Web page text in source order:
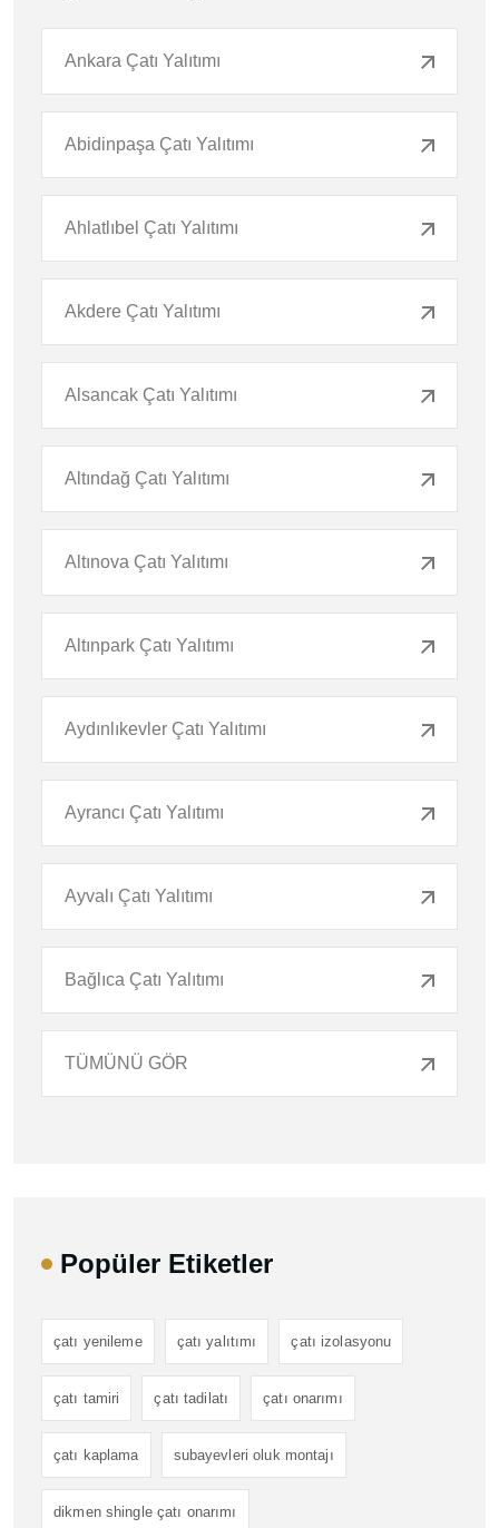
Ankara Çatı Yalıtımı
Abidinpaşa Çatı Yalıtımı
Ahlatlıbel Çatı Yalıtımı
Akdere Çatı Yalıtımı
Alsancak Çatı Yalıtımı
Altındağ Çatı Yalıtımı
Altınova Çatı Yalıtımı
Altınpark Çatı Yalıtımı
Aydınlıkevler Çatı Yalıtımı
Ayrancı Çatı Yalıtımı
Ayvalı Çatı Yalıtımı
Bağlıca Çatı Yalıtımı
TÜMÜNÜ GÖR
Popüler Etiketler
çatı yenileme çatı yalıtımı çatı izolasyonu
çatı tamiri çatı tadilatı çatı onarımı
çatı kaplama subayevleri oluk montajı
dikmen shingle çatı onarımı